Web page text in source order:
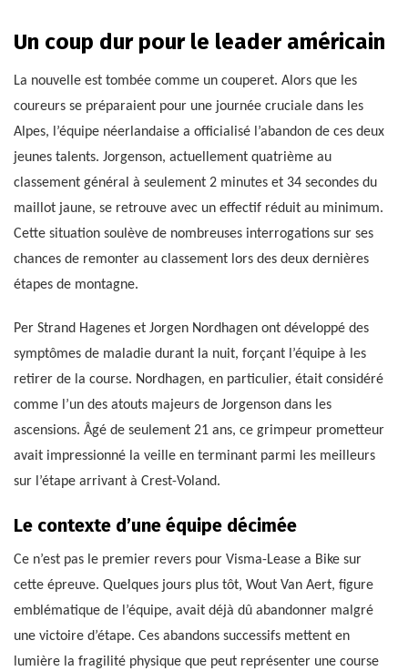
Un coup dur pour le leader américain
La nouvelle est tombée comme un couperet. Alors que les
coureurs se préparaient pour une journée cruciale dans les
Alpes, l’équipe néerlandaise a officialisé l’abandon de ces deux
jeunes talents. Jorgenson, actuellement quatrième au
classement général à seulement 2 minutes et 34 secondes du
maillot jaune, se retrouve avec un effectif réduit au minimum.
Cette situation soulève de nombreuses interrogations sur ses
chances de remonter au classement lors des deux dernières
étapes de montagne.
Per Strand Hagenes et Jorgen Nordhagen ont développé des
symptômes de maladie durant la nuit, forçant l’équipe à les
retirer de la course. Nordhagen, en particulier, était considéré
comme l’un des atouts majeurs de Jorgenson dans les
ascensions. Âgé de seulement 21 ans, ce grimpeur prometteur
avait impressionné la veille en terminant parmi les meilleurs
sur l’étape arrivant à Crest-Voland.
Le contexte d’une équipe décimée
Ce n’est pas le premier revers pour Visma-Lease a Bike sur
cette épreuve. Quelques jours plus tôt, Wout Van Aert, figure
emblématique de l’équipe, avait déjà dû abandonner malgré
une victoire d’étape. Ces abandons successifs mettent en
lumière la fragilité physique que peut représenter une course